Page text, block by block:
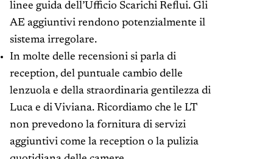
linee guida dell’Ufficio Scarichi Reflui. Gli
AE aggiuntivi rendono potenzialmente il
sistema irregolare.
In molte delle recensioni si parla di
reception, del puntuale cambio delle
lenzuola e della straordinaria gentilezza di
Luca e di Viviana. Ricordiamo che le LT
non prevedono la fornitura di servizi
aggiuntivi come la reception o la pulizia